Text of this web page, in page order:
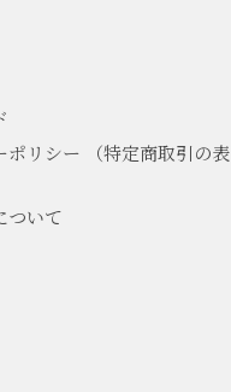
ポリシー （特定商取引の表
ついて